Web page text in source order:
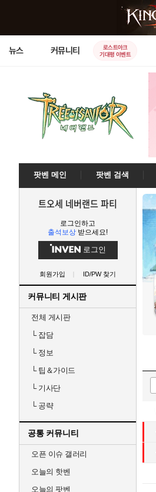
뉴스 커뮤니티
로스트아크
기대평 이벤트
팟벤 메인 팟벤 검색
트오세 네버랜드 파티
로그인하고
출석보상 받으세요!
로그인
회원가입 ID/PW 찾기
커뮤니티 게시판
전체 게시판
└잡담
└정보
└팁＆가이드
└기사단
└공략
공통 커뮤니티
오픈 이슈 갤러리
오늘의 핫벤
오늘의 팟벤